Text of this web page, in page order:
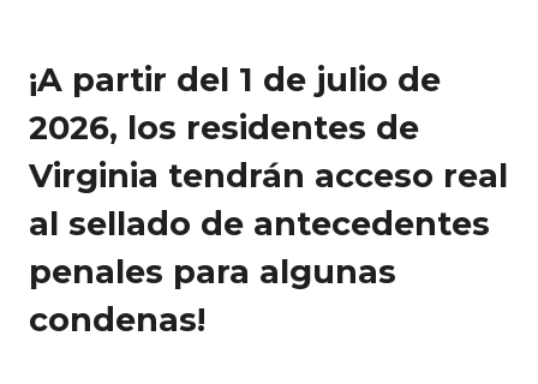
¡A partir del 1 de julio de
2026, los residentes de
Virginia tendrán acceso real
al sellado de antecedentes
penales para algunas
condenas!